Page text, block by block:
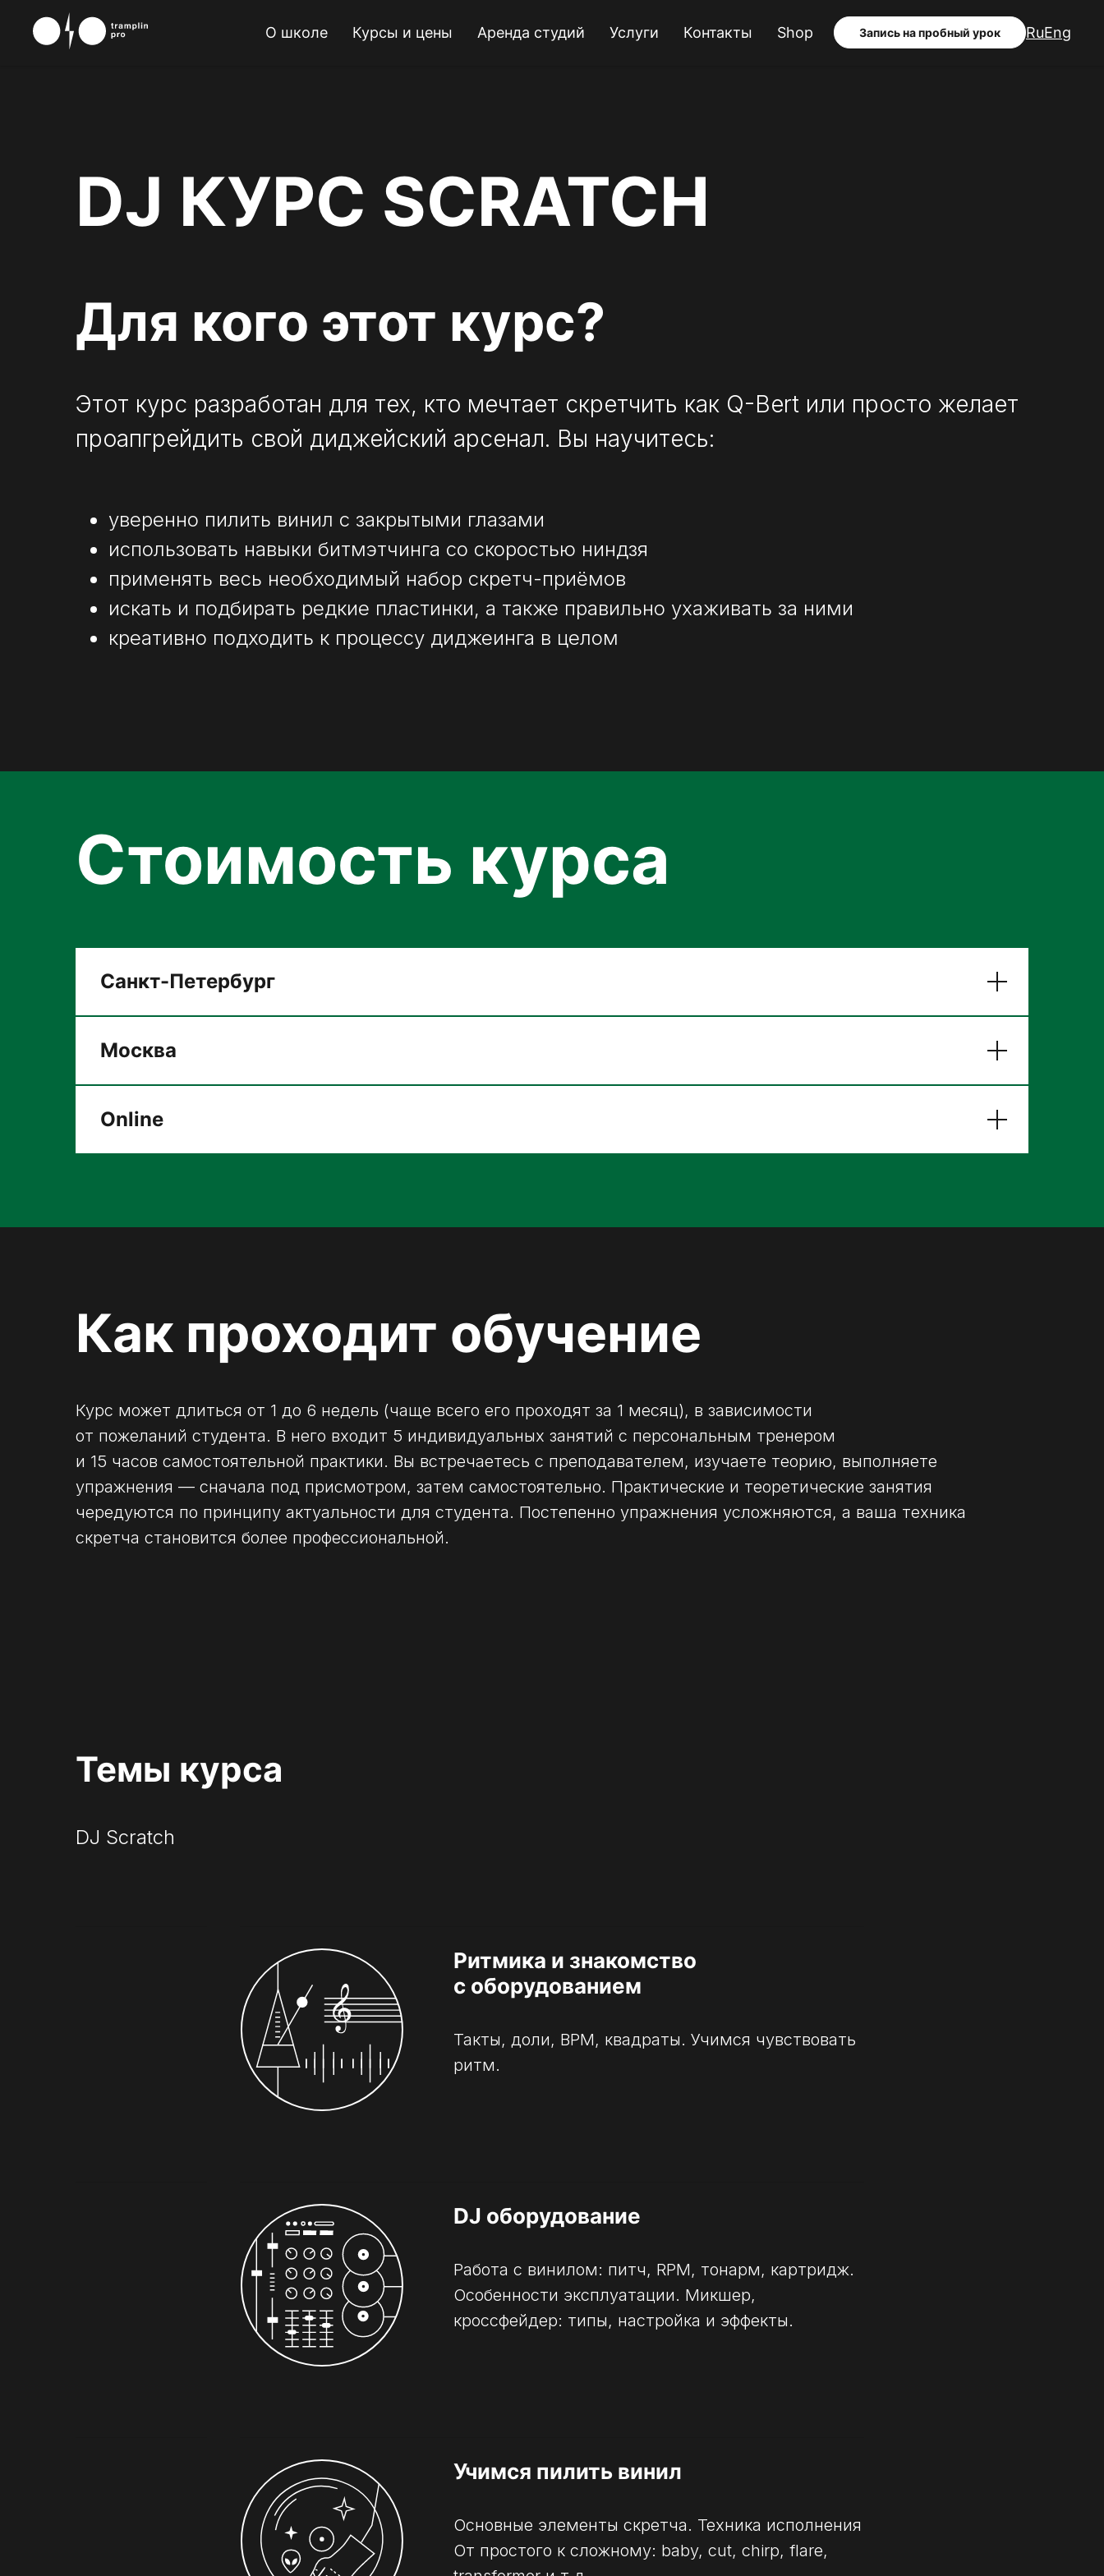
О школе Курсы и цены Аренда студий Услуги Контакты Shop Запись на пробный урок RuEng
DJ КУРС SCRATCH
Для кого этот курс?
Этот курс разработан для тех, кто мечтает скретчить как Q-Bert или просто желает
проапгрейдить свой диджейский арсенал. Вы научитесь:
уверенно пилить винил с закрытыми глазами
использовать навыки битмэтчинга со скоростью ниндзя
применять весь необходимый набор скретч-приёмов
искать и подбирать редкие пластинки, а также правильно ухаживать за ними
креативно подходить к процессу диджеинга в целом
Стоимость курса
Санкт-Петербург
Москва
Online
Как проходит обучение
Курс может длиться от 1 до 6 недель (чаще всего его проходят за 1 месяц), в зависимости
от пожеланий студента. В него входит 5 индивидуальных занятий с персональным тренером
и 15 часов самостоятельной практики. Вы встречаетесь с преподавателем, изучаете теорию, выполняете
упражнения — сначала под присмотром, затем самостоятельно. Практические и теоретические занятия
чередуются по принципу актуальности для студента. Постепенно упражнения усложняются, а ваша техника
скретча становится более профессиональной.
Темы курса
DJ Scratch
Ритмика и знакомство
с оборудованием
Такты, доли, BPM, квадраты. Учимся чувствовать
ритм.
DJ оборудование
Работа с винилом: питч, RPM, тонарм, картридж.
Особенности эксплуатации. Микшер,
кроссфейдер: типы, настройка и эффекты.
Учимся пилить винил
Основные элементы скретча. Техника исполнения
От простого к сложному: baby, cut, chirp, flare,